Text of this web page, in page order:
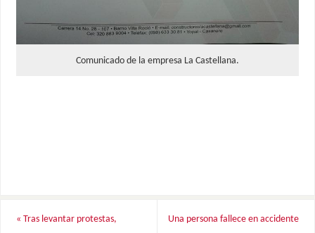
Comunicado de la empresa La Castellana.
« Tras levantar protestas,
Una persona fallece en accidente